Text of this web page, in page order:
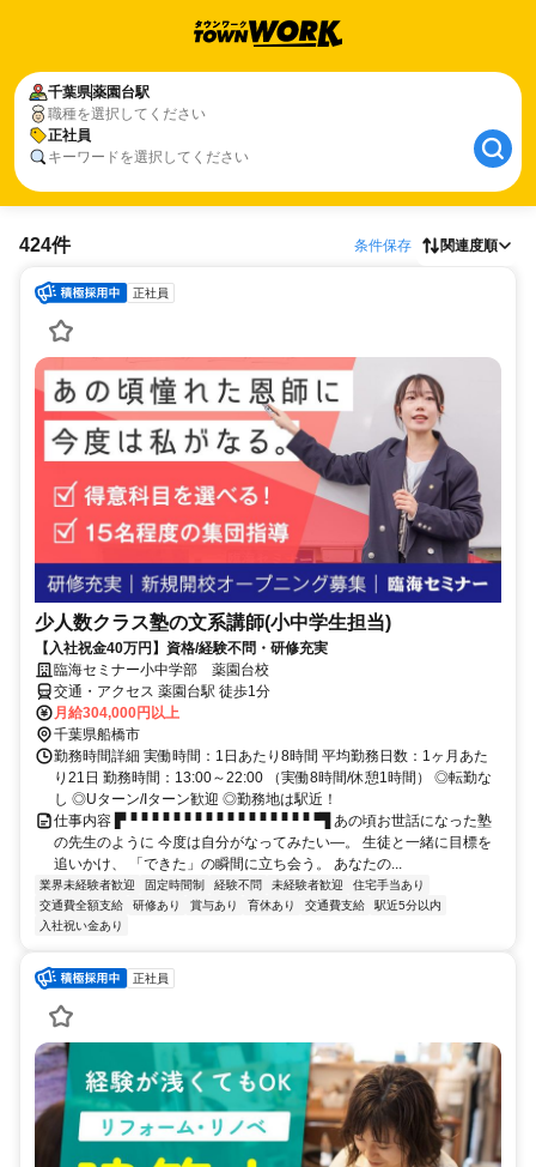
千葉県薬園台駅
職種を選択してください
正社員
キーワードを選択してください
424件 条件保存 関連度順
正社員
少人数クラス塾の文系講師(小中学生担当)
【入社祝金40万円】資格/経験不問・研修充実
臨海セミナー小中学部 薬園台校
交通・アクセス 薬園台駅 徒歩1分
月給304,000円以上
千葉県船橋市
勤務時間詳細 実働時間：1日あたり8時間 平均勤務日数：1ヶ月あた
り21日 勤務時間：13:00～22:00 （実働8時間/休憩1時間） ◎転勤な
し ◎Uターン/Iターン歓迎 ◎勤務地は駅近！
仕事内容 ▛▝▝▝▝▝▝▝▝▝▝▝▝▝▝▝▝▝▝▜ あの頃お世話になった塾
の先生のように 今度は自分がなってみたい―。 生徒と一緒に目標を
追いかけ、 「できた」の瞬間に立ち会う。 あなたの...
業界未経験者歓迎 固定時間制 経験不問 未経験者歓迎
住宅手当あり
交通費全額支給
研修あり 賞与あり 育休あり 交通費支給
駅近5分以内
入社祝い金あり
正社員